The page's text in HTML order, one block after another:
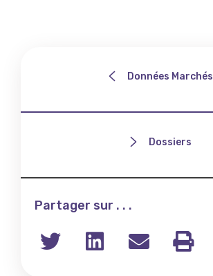
Données Marchés
Dossiers
Partager sur . . .